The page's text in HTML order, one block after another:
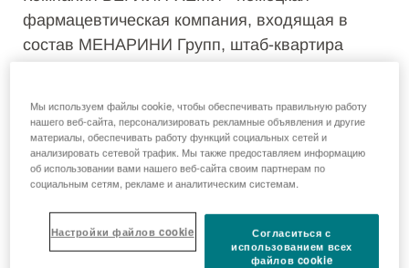
фармацевтическая компания, входящая в
состав МЕНАРИНИ Групп, штаб-квартира
Центральной и Восточной Европы, а также в
Центральной Азии.
Представительство БЕРЛИН-ХЕМИ в
Узбекистане было открыто в 1996 году.
Представительство БЕРЛИН-ХЕМИ вместе с
медицинскими центрами страны одной из
Мы используем файлы cookie, чтобы обеспечивать правильную работу
нашего веб-сайта, персонализировать рекламные объявления и другие
материалы, обеспечивать работу функций социальных сетей и
анализировать сетевой трафик. Мы также предоставляем информацию
об использовании вами нашего веб-сайта своим партнерам по
социальным сетям, рекламе и аналитическим системам.
Настройки файлов cookie
Согласиться с
использованием всех
файлов cookie